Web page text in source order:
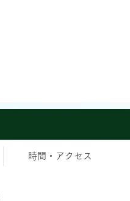
時間・アクセス